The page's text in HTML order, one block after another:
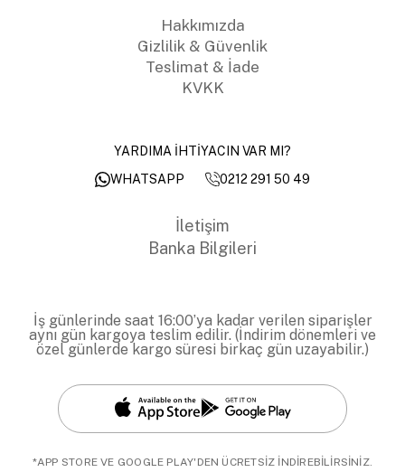
Hakkımızda
Gizlilik & Güvenlik
Teslimat & İade
KVKK
YARDIMA İHTİYACIN VAR MI?
WHATSAPP
0212 291 50 49
İletişim
Banka Bilgileri
İş günlerinde saat 16:00’ya kadar verilen siparişler
aynı gün kargoya teslim edilir. (İndirim dönemleri ve
özel günlerde kargo süresi birkaç gün uzayabilir.)
*APP STORE VE GOOGLE PLAY'DEN ÜCRETSİZ İNDİREBİLİRSİNİZ.